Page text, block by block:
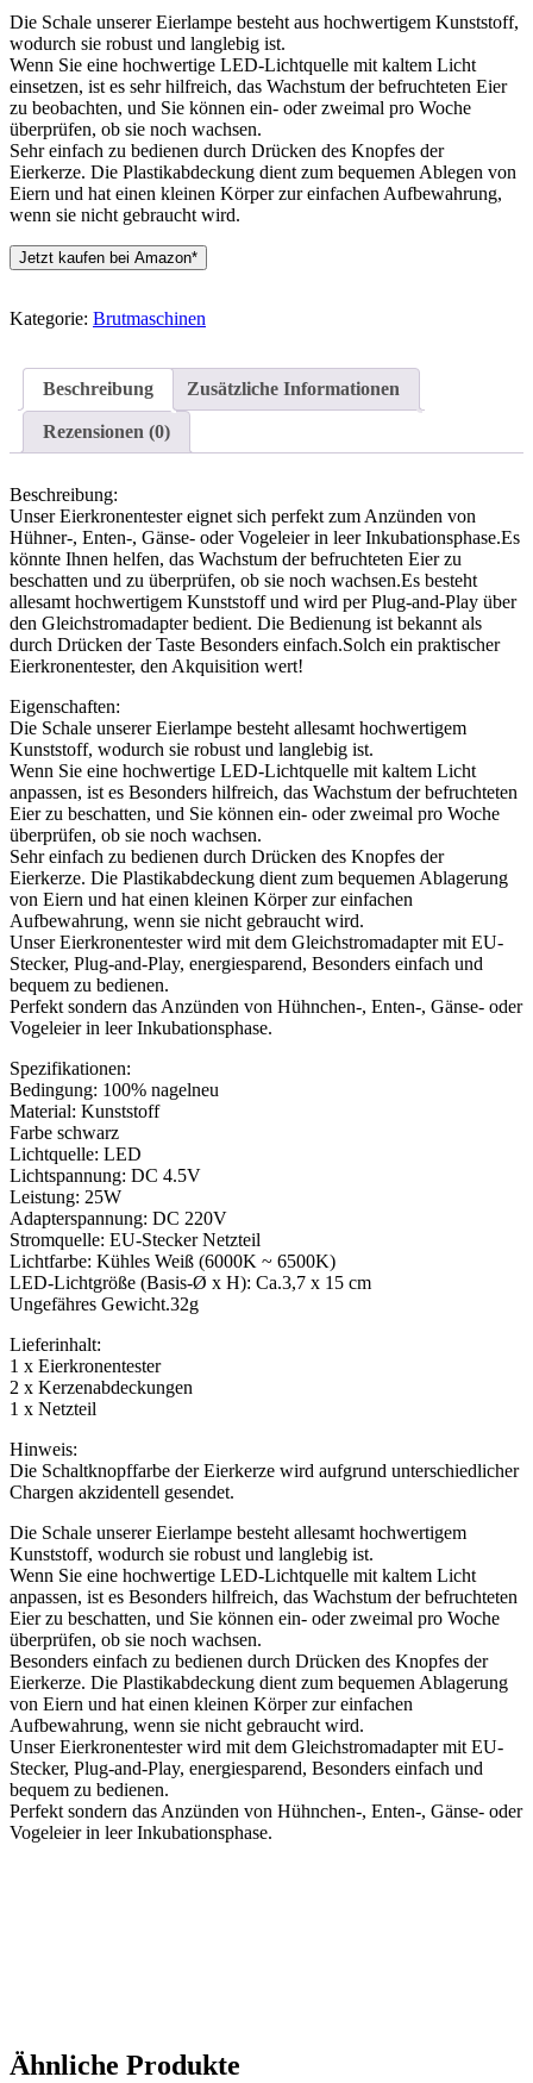
Die Schale unserer Eierlampe besteht aus hochwertigem Kunststoff,
wodurch sie robust und langlebig ist.
Wenn Sie eine hochwertige LED-Lichtquelle mit kaltem Licht
einsetzen, ist es sehr hilfreich, das Wachstum der befruchteten Eier
zu beobachten, und Sie können ein- oder zweimal pro Woche
überprüfen, ob sie noch wachsen.
Sehr einfach zu bedienen durch Drücken des Knopfes der
Eierkerze. Die Plastikabdeckung dient zum bequemen Ablegen von
Eiern und hat einen kleinen Körper zur einfachen Aufbewahrung,
wenn sie nicht gebraucht wird.
Jetzt kaufen bei Amazon*
Kategorie: Brutmaschinen
Beschreibung Zusätzliche Informationen
Rezensionen (0)
Beschreibung:
Unser Eierkronentester eignet sich perfekt zum Anzünden von
Hühner-, Enten-, Gänse- oder Vogeleier in leer Inkubationsphase.Es
könnte Ihnen helfen, das Wachstum der befruchteten Eier zu
beschatten und zu überprüfen, ob sie noch wachsen.Es besteht
allesamt hochwertigem Kunststoff und wird per Plug-and-Play über
den Gleichstromadapter bedient. Die Bedienung ist bekannt als
durch Drücken der Taste Besonders einfach.Solch ein praktischer
Eierkronentester, den Akquisition wert!
Eigenschaften:
Die Schale unserer Eierlampe besteht allesamt hochwertigem
Kunststoff, wodurch sie robust und langlebig ist.
Wenn Sie eine hochwertige LED-Lichtquelle mit kaltem Licht
anpassen, ist es Besonders hilfreich, das Wachstum der befruchteten
Eier zu beschatten, und Sie können ein- oder zweimal pro Woche
überprüfen, ob sie noch wachsen.
Sehr einfach zu bedienen durch Drücken des Knopfes der
Eierkerze. Die Plastikabdeckung dient zum bequemen Ablagerung
von Eiern und hat einen kleinen Körper zur einfachen
Aufbewahrung, wenn sie nicht gebraucht wird.
Unser Eierkronentester wird mit dem Gleichstromadapter mit EU-
Stecker, Plug-and-Play, energiesparend, Besonders einfach und
bequem zu bedienen.
Perfekt sondern das Anzünden von Hühnchen-, Enten-, Gänse- oder
Vogeleier in leer Inkubationsphase.
Spezifikationen:
Bedingung: 100% nagelneu
Material: Kunststoff
Farbe schwarz
Lichtquelle: LED
Lichtspannung: DC 4.5V
Leistung: 25W
Adapterspannung: DC 220V
Stromquelle: EU-Stecker Netzteil
Lichtfarbe: Kühles Weiß (6000K ~ 6500K)
LED-Lichtgröße (Basis-Ø x H): Ca.3,7 x 15 cm
Ungefähres Gewicht.32g
Lieferinhalt:
1 x Eierkronentester
2 x Kerzenabdeckungen
1 x Netzteil
Hinweis:
Die Schaltknopffarbe der Eierkerze wird aufgrund unterschiedlicher
Chargen akzidentell gesendet.
Die Schale unserer Eierlampe besteht allesamt hochwertigem
Kunststoff, wodurch sie robust und langlebig ist.
Wenn Sie eine hochwertige LED-Lichtquelle mit kaltem Licht
anpassen, ist es Besonders hilfreich, das Wachstum der befruchteten
Eier zu beschatten, und Sie können ein- oder zweimal pro Woche
überprüfen, ob sie noch wachsen.
Besonders einfach zu bedienen durch Drücken des Knopfes der
Eierkerze. Die Plastikabdeckung dient zum bequemen Ablagerung
von Eiern und hat einen kleinen Körper zur einfachen
Aufbewahrung, wenn sie nicht gebraucht wird.
Unser Eierkronentester wird mit dem Gleichstromadapter mit EU-
Stecker, Plug-and-Play, energiesparend, Besonders einfach und
bequem zu bedienen.
Perfekt sondern das Anzünden von Hühnchen-, Enten-, Gänse- oder
Vogeleier in leer Inkubationsphase.
Ähnliche Produkte